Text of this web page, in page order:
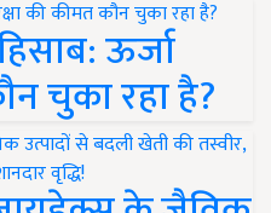
ऊर्जा
चुका रहा है?